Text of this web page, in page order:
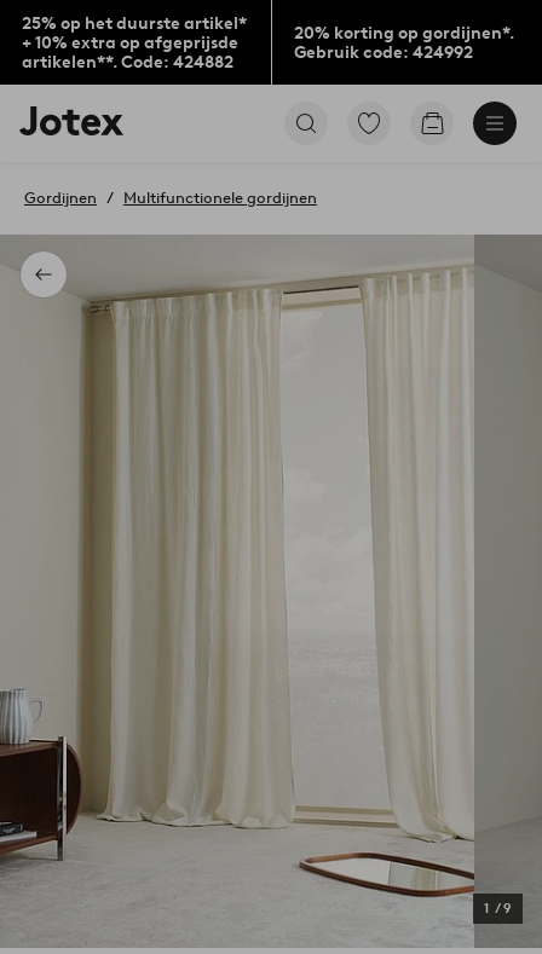
25% op het duurste artikel*
+ 10% extra op afgeprijsde
artikelen**. Code: 424882
20% korting op gordijnen*.
Gebruik code: 424992
Jotex
logo
to
home
page
Ga
Go
Terug
Gordijnen Multifunctionele gordijnen
1 /9